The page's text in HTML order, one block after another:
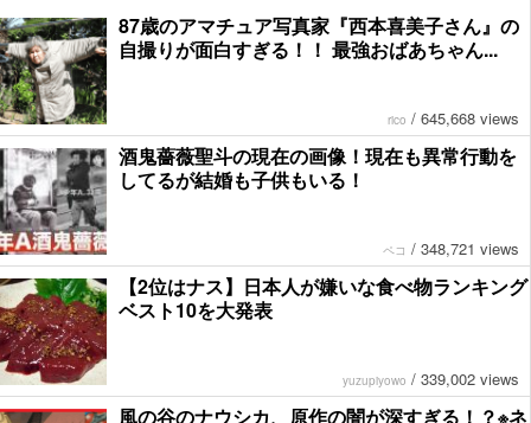
87歳のアマチュア写真家『西本喜美子さん』の
自撮りが面白すぎる！！ 最強おばあちゃん...
rico / 645,668 views
酒鬼薔薇聖斗の現在の画像！現在も異常行動を
してるが結婚も子供もいる！
ペコ / 348,721 views
【2位はナス】日本人が嫌いな食べ物ランキング
ベスト10を大発表
yuzupiyowo / 339,002 views
風の谷のナウシカ、原作の闇が深すぎる！？※ネ